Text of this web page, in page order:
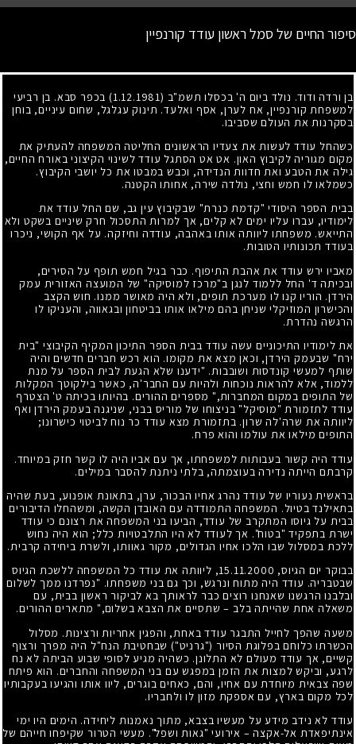
סיפור החיים של סמל ראשון עודד קורנפיין
בן ורדה ודוד. נולד ביום ה' בכסלו תשמ"ב (1.12.1981)
בכפר סבא. בן רביעי
למשפחת קורנפיין, אח לערן, אסף ואלעד. תינוק עגלגל, שחום עיניים, בוחן
בסקרנות את העולם שסביבו.
כשהחל עודד לעשות את צעדיו הראשונים החליטה המשפחה להעתיק את
מקום מגוריה לקיבוץ האון. אט אט הסתגל עודד לשינוי הקיצוני באורח החיים,
גילה את הטבע ואת חדוות הנדידה, וכבש במבטו את כל יושבי הקיבוץ.
כשמלאו לו חמש וחצי, נולדה שירה, אחותו הקטנה.
בבית הספר היסודי "קדמת כנרת" שבקיבוץ עין גב, שם החל עודד את
לימודיו, עברו עליו ימים לא קלים, אך למרות התסכול חרק שיניים בשקט ולא
התייאש. משפחתו ליוותה אותו באהבה, עודדה וחיזקה. על אף הקושי, ניכרו
בעודד תכונותיו הטובות.
מאביו ירש עודד את אהבת התיפוף. כבר בגיל חמש תופף על הסירים,
ובכיתה ד' החל ללמוד לנגן ב"מרכז למוסיקה" של המועצה האזורית עמק
הירדן. הוריו קנו לו מערכת תופים, ולא היה מאושר ממנו. חוש הקצב
והכישרון המוזיקלי שניחן בהם מילאו אותו בביטחון ובגאווה, והעניקו לו
הרגשה נהדרת.
את לימודיו התיכוניים עשה עודד בבית הספר התיכון המקיף הקיבוצי "בית
ירח" שבעמק הירדן, וכאן מצא את מקומו. הוא רכש חברים חדשים והיה
שותף למעשי קונדסות ושובבות. "ידענו שלא הגעת לבית הספר על מנת
ללמוד, אלא להראות נוכחות ולהיות עם החבר'ה, כאשר בילקוטך המקלות
של התופים במקום המחברות," מספרים ההורים. בהיותו בכיתה ט' הצטרף
עודד לתזמורת "מוסיקל" בניצוחו של מוריס בבני, שניגנה בעמק הירדן ואף
ליוותה את שרה'לה שרון. בתזמורת מצא עודד כר נוח לביטוי כישרונו;
התופים מילאו את עולמו והוא פרח.
עודד היה קשור בעבותות למשפחתו, אך עם אביו היה לו קשר חזק במיוחד.
קרבתם הייתה נדירה בעוצמתה, בלתי ניתנת להסבר במילים.
בראשית נעוריו של עודד נהרג אחיו הבכור, ערן, בתאונת אופנוע, בעת שהיה
בתאילנד בטיול. המשפחה התמודדה עם האובדן הקשה, ומשהחלו הדיבורים
בבית על גיוסו המתקרב של עודד, הביעו בני המשפחה את רצונם כי עודד
ישרת בתפקיד "בטוח". אך לעודד לא היו התלבטויות כלל; הוא היה נחוש
ללכת במסלול שבו הלכו אחיו הגדולים, מקור גאוותו, ולשרת ביחידה קרבית.
בבוקר יום הגיוס, 15.11.2000, ליוותה את עודד כל המשפחה ללשכת הגיוס
שבטבריה. עודד היה מתוח ונרגש, וכך גם בני משפחתו. "נפרדנו ממך לשלום
ובלבנו הרגשנו שאנחנו רוצים כבר לראותך בא לביקור ראשון בבית, עם
משאלה אחת שהייתה בלב – שתסיים את הצבא בשלום," מתארים ההורים.
משעה שהפך לחייל התבגר עודד באחת, והפגין אחריות ורצינות. מסלול
הכשרתו כלוחם בפלוגת הסיור ("גרניט") שבחטיבת הנח"ל היה מפרך ורצוף
קשיים, אך עודד מעולם לא התלונן. כשהיה מגיע לסופי שבוע הביתה לא נח
לרגע, וביקש למצות את הזמן במפגש עם בני המשפחה והחברים. הוא פיתח
שפה צבאית מיוחדת עם אחיו, והם, כאחים בוגרים, ליוו אותו והגיעו בעקבותיו
לכל מקום בארץ, עם אספקת מזון לו ולחבריו.
עודד לא נידב מידע על מעשיו בצבא, מתוך נאמנות ליחידה. הימים היו ימי
אינתיפאדת אל-אקצה – אירועי "גאות ושפל". מעשי הטרור שקיפחו חייהם של